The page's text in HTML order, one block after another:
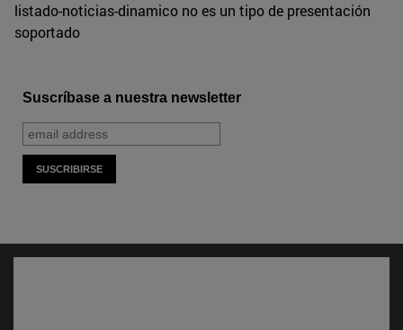
listado-noticias-dinamico no es un tipo de presentación
soportado
Suscríbase a nuestra newsletter